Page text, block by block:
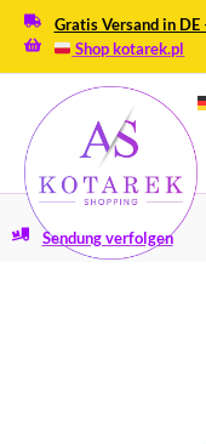
Gratis Versand in
Shop kotarek.pl
Sendung verfolgen